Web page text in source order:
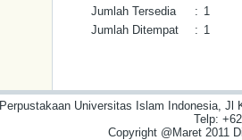
Jumlah Tersedia
: 1
Jumlah Ditempat
: 1
Perpustakaan Universitas Islam Indonesia, Jl
Telp:
Copyright @Maret 2011